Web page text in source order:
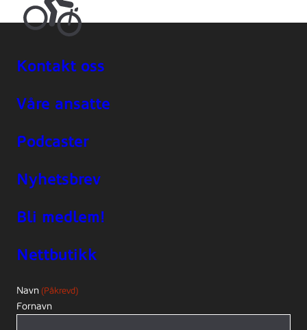
Kontakt oss
Våre ansatte
Podcaster
Nyhetsbrev
Bli medlem!
Nettbutikk
Navn (Påkrevd)
Fornavn